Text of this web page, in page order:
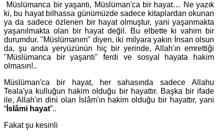
Müslümanca bir yaşantı, Müslüman'ca bir hayat… Ne yazık
ki, bu hayat bilhassa günümüzde sadece kitaplardan okunan
ya da sadece özlenen bir hayat olmuştur, yani yaşanmakta
yaşanılmakta olan bir hayat değil. Bu elbette ki vahim bir
durumdur. "Müslümanım" diyen, iki milyara yakın İnsan olsun
da, şu anda yeryüzünün hiç bir yerinde, Allah'ın emrettiği
"Müslümanca bir yaşantı" ferdi ve sosyal hayata hakim
olmasın!..
Müslüman'ca bir hayat, her sahasında sadece Allahu
Teala'ya kulluğun hakim olduğu bir hayattır. Başka bir ifade
ile, Allah'ın dini olan İslâm'ın hakim olduğu bir hayattır, yani
“ İslâmi hayat”..
Fakat şu kesinli